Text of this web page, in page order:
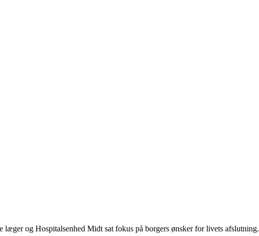
og Hospitalsenhed Midt sat fokus på borgers ønsker for livets afslutning.